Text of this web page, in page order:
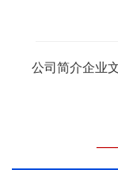
公司简介企业